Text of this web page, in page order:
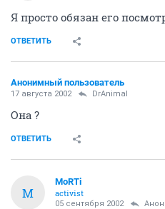
Я просто обязан его
ОТВЕТИТЬ
Анонимный пользователь
17 августа 2002 DrAnimal
Она ?
ОТВЕТИТЬ
M
MoRTi
activist
05 сентября 2002